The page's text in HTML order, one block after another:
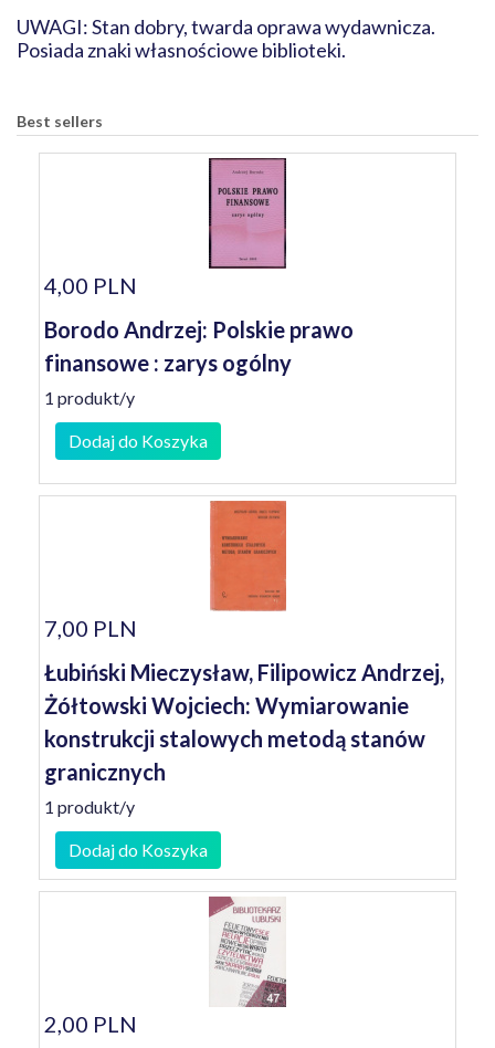
UWAGI: Stan dobry, twarda oprawa wydawnicza.
Posiada znaki własnościowe biblioteki.
Best sellers
4,00 PLN
Borodo Andrzej: Polskie prawo
finansowe : zarys ogólny
1 produkt/y
Dodaj do Koszyka
7,00 PLN
Łubiński Mieczysław, Filipowicz Andrzej,
Żółtowski Wojciech: Wymiarowanie
konstrukcji stalowych metodą stanów
granicznych
1 produkt/y
Dodaj do Koszyka
2,00 PLN